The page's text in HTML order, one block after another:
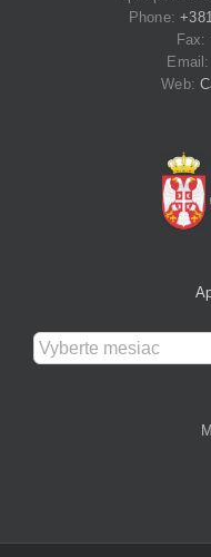
Phone:
Fax:
Email:
Web:
Архива
чланака